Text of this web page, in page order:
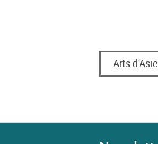
Arts d'Asie